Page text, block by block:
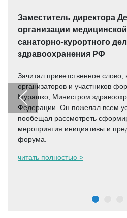
Заместитель директора
организации
санаторно-курортного
здравоохранения РФ
Зачитал приветственное
организаторов и участников
Мурашко, Министром
Федерации. Он пожелал всем
пообещал рассмотреть
мероприятия инициативы и
форума.
читать полностью >